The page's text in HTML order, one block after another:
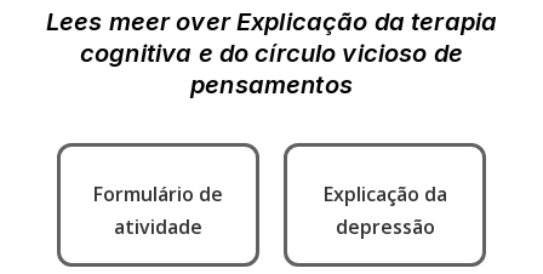
Lees meer overExplicação da terapia
cognitiva e do círculo vicioso de
pensamentos
Formulário de
atividade
Explicação da
depressão